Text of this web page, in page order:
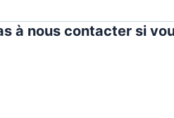
à nous contacter si